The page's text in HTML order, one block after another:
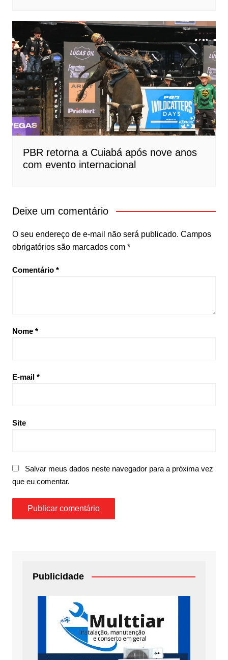
PBR retorna a Cuiabá após nove anos
com evento internacional
Deixe um comentário
O seu endereço de e-mail não será publicado. Campos
obrigatórios são marcados com *
Comentário *
Nome *
E-mail *
Site
Salvar meus dados neste navegador para a próxima vez
que eu comentar.
Publicidade